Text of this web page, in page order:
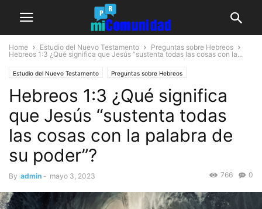
Home Estudio del Nuevo Testamento
Preguntas sobre Hebreos
Hebreos 1:3 ¿Qué significa que Jesús “sustenta todas las cosas con la...
Estudio del Nuevo Testamento Preguntas sobre Hebreos
Hebreos 1:3 ¿Qué significa
que Jesús “sustenta todas
las cosas con la palabra de
su poder”?
By admin - mayo 3, 2023 0
766